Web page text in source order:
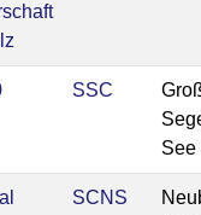
SSC
See
SCNS